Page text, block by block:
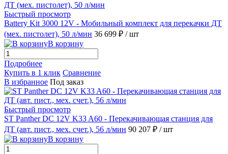
Быстрый просмотр
Battery Kit 3000 12V - Мобильный комплект для перекачки ДТ
(мех. пистолет), 50 л/мин 36 699 ₽ / шт
В корзину
Подробнее
Купить в 1 клик Сравнение
В избранное Под заказ
Быстрый просмотр
ST Panther DC 12V K33 A60 - Перекачивающая станция для
ДТ (авт. пист., мех. счет.), 56 л/мин 90 207 ₽ / шт
В корзину